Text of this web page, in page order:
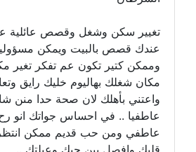
تغيير سكن وشغل وقصص عائلية
عندك قصص بالبيت ويمكن
وممكن كتير تكون عم تفكر تغير
مكان شغلك بهاليوم خليك رايق
واعتني بأهلك لان صحة حدا منن
عاطفيا .. في احساس جواتك انو
عاطفي ومن حب قديم ممكن